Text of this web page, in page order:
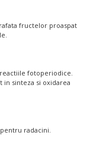
fructelor proaspat
fotoperiodice.
in sinteza si oxidarea
radacini.